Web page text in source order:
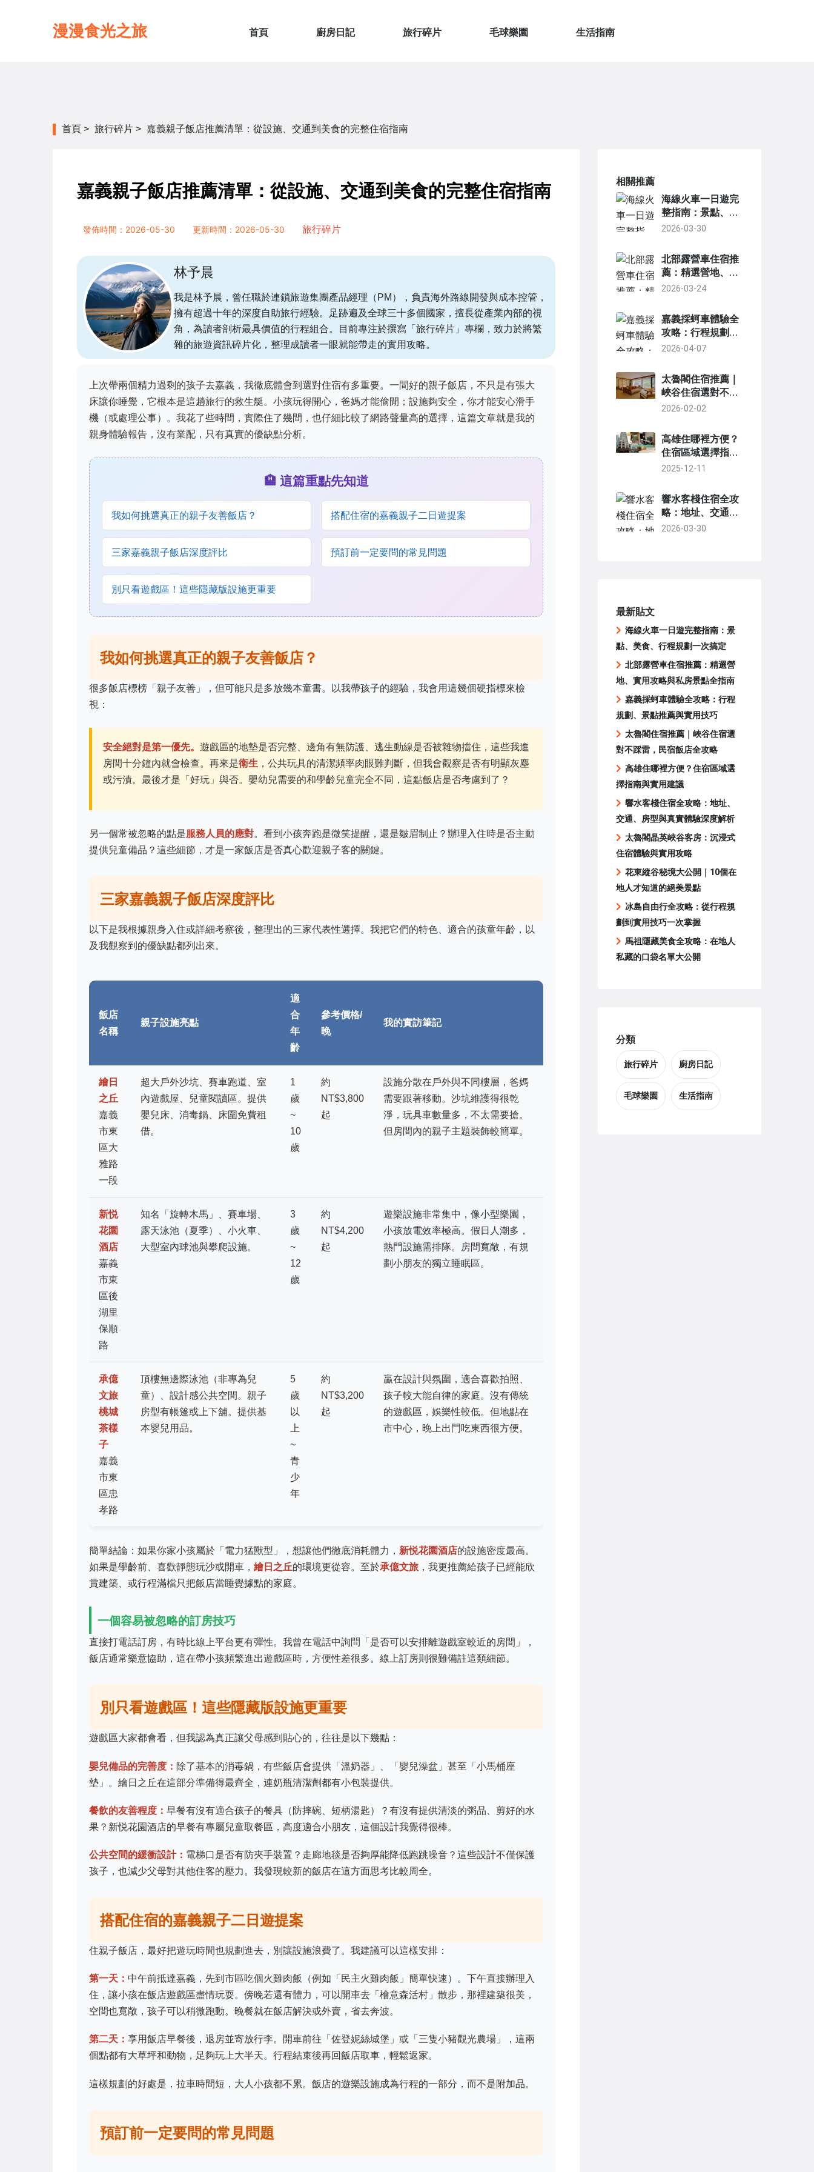
漫漫食光之旅 首頁 廚房日記 旅行碎片 毛球樂園 生活指南
首頁 > 旅行碎片 > 嘉義親子飯店推薦清單：從設施、交通到美食的完整住宿指南
嘉義親子飯店推薦清單：從設施、交通到美食的完整住宿指南
發佈時間：2026-05-30 更新時間：2026-05-30 旅行碎片
林予晨
我是林予晨，曾任職於連鎖旅遊集團產品經理（PM），負責海外路線開發與成本控管，
擁有超過十年的深度自助旅行經驗。足跡遍及全球三十多個國家，擅長從產業內部的視
角，為讀者剖析最具價值的行程組合。目前專注於撰寫「旅行碎片」專欄，致力於將繁
雜的旅遊資訊碎片化，整理成讀者一眼就能帶走的實用攻略。
上次帶兩個精力過剩的孩子去嘉義，我徹底體會到選對住宿有多重要。一間好的親子飯店，不只是有張大
床讓你睡覺，它根本是這趟旅行的救生艇。小孩玩得開心，爸媽才能偷閒；設施夠安全，你才能安心滑手
機（或處理公事）。我花了些時間，實際住了幾間，也仔細比較了網路聲量高的選擇，這篇文章就是我的
親身體驗報告，沒有業配，只有真實的優缺點分析。
🏨 這篇重點先知道
我如何挑選真正的親子友善飯店？
三家嘉義親子飯店深度評比
別只看遊戲區！這些隱藏版設施更重要
搭配住宿的嘉義親子二日遊提案
預訂前一定要問的常見問題
我如何挑選真正的親子友善飯店？
很多飯店標榜「親子友善」，但可能只是多放幾本童書。以我帶孩子的經驗，我會用這幾個硬指標來檢
視：
安全絕對是第一優先。 遊戲區的地墊是否完整、邊角有無防護、逃生動線是否被雜物擋住，這些我進
房間十分鐘內就會檢查。再來是衛生 ，公共玩具的清潔頻率肉眼難判斷，但我會觀察是否有明顯灰塵
或污漬。最後才是「好玩」與否。嬰幼兒需要的和學齡兒童完全不同，這點飯店是否考慮到了？
另一個常被忽略的點是服務人員的應對。看到小孩奔跑是微笑提醒，還是皺眉制止？辦理入住時是否主動
提供兒童備品？這些細節，才是一家飯店是否真心歡迎親子客的關鍵。
三家嘉義親子飯店深度評比
以下是我根據親身入住或詳細考察後，整理出的三家代表性選擇。我把它們的特色、適合的孩童年齡，以
及我觀察到的優缺點都列出來。
飯店
名稱
親子設施亮點
適
合
年
齡
參考價格/
晚
我的實訪筆記
繪日
之丘
嘉義
市東
區大
雅路
一段
超大戶外沙坑、賽車跑道、室
內遊戲屋、兒童閱讀區。提供
嬰兒床、消毒鍋、床圍免費租
借。
1
歲
~
10
歲
約
NT$3,800
起
設施分散在戶外與不同樓層，爸媽
需要跟著移動。沙坑維護得很乾
淨，玩具車數量多，不太需要搶。
但房間內的親子主題裝飾較簡單。
新悦
花園
酒店
嘉義
市東
區後
湖里
保順
路
知名「旋轉木馬」、賽車場、
露天泳池（夏季）、小火車、
大型室內球池與攀爬設施。
3
歲
~
12
歲
約
NT$4,200
起
遊樂設施非常集中，像小型樂園，
小孩放電效率極高。假日人潮多，
熱門設施需排隊。房間寬敞，有規
劃小朋友的獨立睡眠區。
承億
文旅
桃城
茶樣
子
嘉義
市東
區忠
孝路
頂樓無邊際泳池（非專為兒
童）、設計感公共空間。親子
房型有帳篷或上下舖。提供基
本嬰兒用品。
5
歲
以
上
~
青
少
年
約
NT$3,200
起
贏在設計與氛圍，適合喜歡拍照、
孩子較大能自律的家庭。沒有傳統
的遊戲區，娛樂性較低。但地點在
市中心，晚上出門吃東西很方便。
簡單結論：如果你家小孩屬於「電力猛獸型」，想讓他們徹底消耗體力， 新悦花園酒店的設施密度最高。
如果是學齡前、喜歡靜態玩沙或開車， 繪日之丘的環境更從容。至於承億文旅 ，我更推薦給孩子已經能欣
賞建築、或行程滿檔只把飯店當睡覺據點的家庭。
一個容易被忽略的訂房技巧
直接打電話訂房，有時比線上平台更有彈性。我曾在電話中詢問「是否可以安排離遊戲室較近的房間」，
飯店通常樂意協助，這在帶小孩頻繁進出遊戲區時，方便性差很多。線上訂房則很難備註這類細節。
別只看遊戲區！這些隱藏版設施更重要
遊戲區大家都會看，但我認為真正讓父母感到貼心的，往往是以下幾點：
嬰兒備品的完善度： 除了基本的消毒鍋，有些飯店會提供「溫奶器」、「嬰兒澡盆」甚至「小馬桶座
墊」。繪日之丘在這部分準備得最齊全，連奶瓶清潔劑都有小包裝提供。
餐飲的友善程度： 早餐有沒有適合孩子的餐具（防摔碗、短柄湯匙）？有沒有提供清淡的粥品、剪好的水
果？新悦花園酒店的早餐有專屬兒童取餐區，高度適合小朋友，這個設計我覺得很棒。
公共空間的緩衝設計： 電梯口是否有防夾手裝置？走廊地毯是否夠厚能降低跑跳噪音？這些設計不僅保護
孩子，也減少父母對其他住客的壓力。我發現較新的飯店在這方面思考比較周全。
搭配住宿的嘉義親子二日遊提案
住親子飯店，最好把遊玩時間也規劃進去，別讓設施浪費了。我建議可以這樣安排：
第一天： 中午前抵達嘉義，先到市區吃個火雞肉飯（例如「民主火雞肉飯」簡單快速）。下午直接辦理入
住，讓小孩在飯店遊戲區盡情玩耍。傍晚若還有體力，可以開車去「檜意森活村」散步，那裡建築很美，
空間也寬敞，孩子可以稍微跑動。晚餐就在飯店解決或外賣，省去奔波。
第二天： 享用飯店早餐後，退房並寄放行李。開車前往「佐登妮絲城堡」或「三隻小豬觀光農場」，這兩
個點都有大草坪和動物，足夠玩上大半天。行程結束後再回飯店取車，輕鬆返家。
這樣規劃的好處是，拉車時間短，大人小孩都不累。飯店的遊樂設施成為行程的一部分，而不是附加品。
預訂前一定要問的常見問題
相關推薦
海線火車一日遊完
整指南：景點、美
食、行程規劃一次
2026-03-30
北部露營車住宿推
薦：精選營地、實
用攻略與私房景點
2026-03-24
嘉義採蚵車體驗全
攻略：行程規劃、
景點推薦與實用技
2026-04-07
太魯閣住宿推薦｜
峽谷住宿選對不踩
雷，民宿飯店全攻
2026-02-02
高雄住哪裡方便？
住宿區域選擇指南
與實用建議
2025-12-11
響水客棧住宿全攻
略：地址、交通、
房型與真實體驗深
2026-03-30
最新貼文
海線火車一日遊完整指南：景
點、美食、行程規劃一次搞定
北部露營車住宿推薦：精選營
地、實用攻略與私房景點全指南
嘉義採蚵車體驗全攻略：行程
規劃、景點推薦與實用技巧
太魯閣住宿推薦｜峽谷住宿選
對不踩雷，民宿飯店全攻略
高雄住哪裡方便？住宿區域選
擇指南與實用建議
響水客棧住宿全攻略：地址、
交通、房型與真實體驗深度解析
太魯閣晶英峽谷客房：沉浸式
住宿體驗與實用攻略
花東縱谷秘境大公開｜10個在
地人才知道的絕美景點
冰島自由行全攻略：從行程規
劃到實用技巧一次掌握
馬祖隱藏美食全攻略：在地人
私藏的口袋名單大公開
分類
旅行碎片 廚房日記
毛球樂園 生活指南